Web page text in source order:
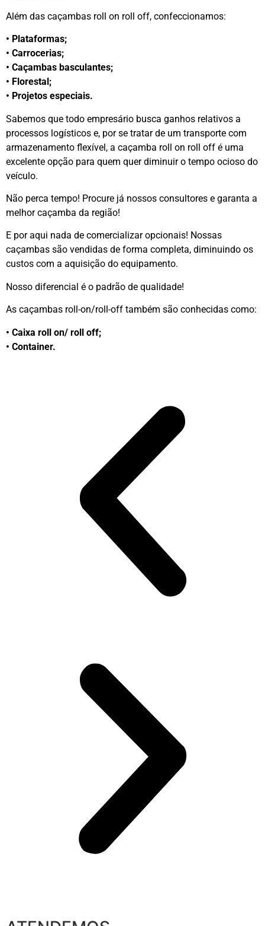
Além das caçambas roll on roll off, confeccionamos:
• Plataformas;
• Carrocerias;
• Caçambas basculantes;
• Florestal;
• Projetos especiais.
Sabemos que todo empresário busca ganhos relativos a
processos logísticos e, por se tratar de um transporte com
armazenamento flexível, a caçamba roll on roll off é uma
excelente opção para quem quer diminuir o tempo ocioso do
veículo.
Não perca tempo! Procure já nossos consultores e garanta a
melhor caçamba da região!
E por aqui nada de comercializar opcionais! Nossas
caçambas são vendidas de forma completa, diminuindo os
custos com a aquisição do equipamento.
Nosso diferencial é o padrão de qualidade!
As caçambas roll-on/roll-off também são conhecidas como:
• Caixa roll on/ roll off;
• Container.